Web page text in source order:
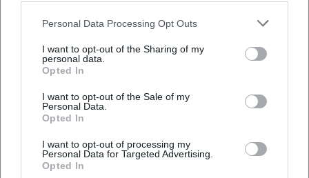
Personal Data Processing Opt Outs
I want to opt-out of the Sharing of my
personal data.
Opted In
I want to opt-out of the Sale of my
Personal Data.
Opted In
I want to opt-out of processing my
Personal Data for Targeted Advertising.
Opted In